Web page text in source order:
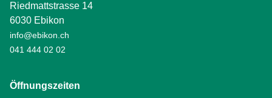
Riedmattstrasse 14
6030 Ebikon
info@ebikon.ch
041 444 02 02
Öffnungszeiten